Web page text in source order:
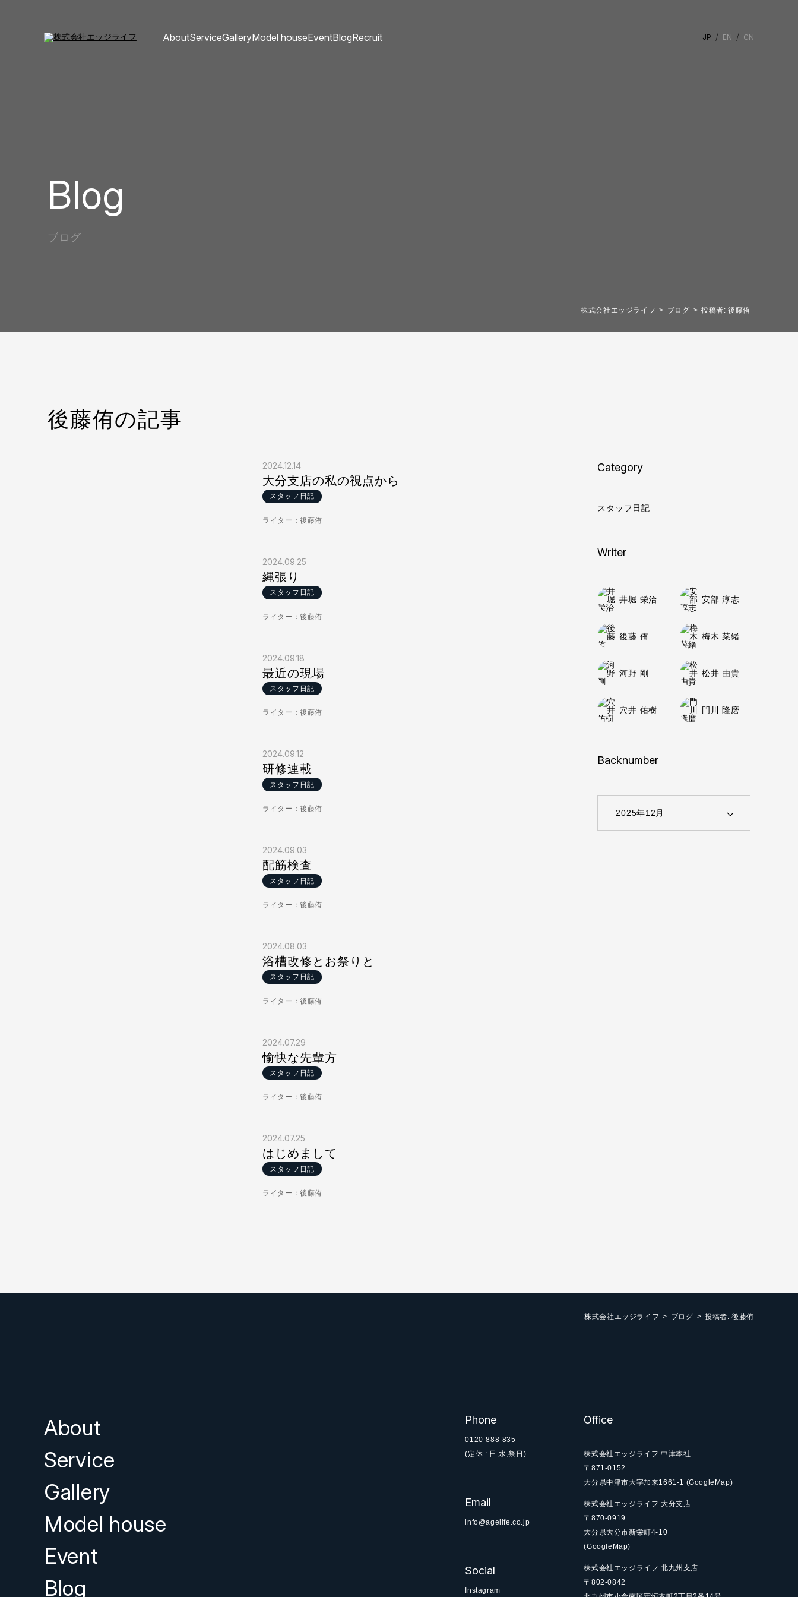
AboutServiceGalleryModel houseEventBlogRecruit JP EN CN
Blog
ブログ
株式会社エッジライフ ブログ 投稿者:後藤侑
後藤侑の記事
2024.12.14
大分支店の私の視点から
スタッフ日記
ライター：後藤侑
2024.09.25
縄張り
スタッフ日記
ライター：後藤侑
2024.09.18
最近の現場
スタッフ日記
ライター：後藤侑
2024.09.12
研修連載
スタッフ日記
ライター：後藤侑
2024.09.03
配筋検査
スタッフ日記
ライター：後藤侑
2024.08.03
浴槽改修とお祭りと
スタッフ日記
ライター：後藤侑
2024.07.29
愉快な先輩方
スタッフ日記
ライター：後藤侑
2024.07.25
はじめまして
スタッフ日記
ライター：後藤侑
Category
スタッフ日記
Writer
井堀 栄治 安部 淳志
後藤 侑 梅木 菜緒
河野 剛 松井 由貴
穴井 佑樹 門川 隆磨
Backnumber
株式会社エッジライフ ブログ 投稿者:後藤侑
About
Service
Gallery
Model house
Event
Blog
Phone
0120-888-835
(定休 : 日,水,祭日)
Email
info@agelife.co.jp
Social
Instagram
Office
株式会社エッジライフ 中津本社
〒871-0152
大分県中津市大字加来1661-1 (GoogleMap)
株式会社エッジライフ 大分支店
〒870-0919
大分県大分市新栄町4-10
(GoogleMap)
株式会社エッジライフ 北九州支店
〒802-0842